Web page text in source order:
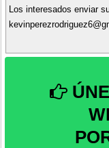
Los interesados enviar